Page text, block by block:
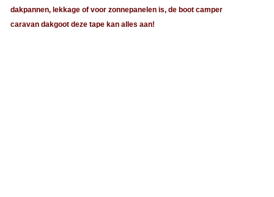
dakpannen, lekkage of voor zonnepanelen is, de boot camper
caravan dakgoot deze tape kan alles aan!